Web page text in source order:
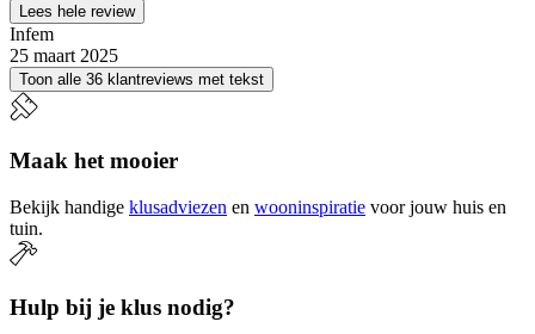
Lees hele review
Infem
25 maart 2025
Toon alle 36 klantreviews met tekst
Maak het mooier
Bekijk handige klusadviezen en wooninspiratie voor jouw huis en
tuin.
Hulp bij je klus nodig?